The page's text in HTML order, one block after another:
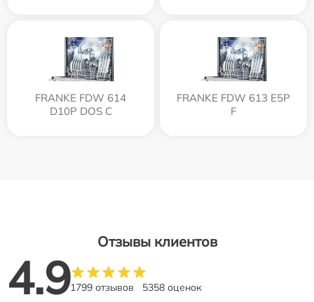
FRANKE FDW 614
D10P DOS C
FRANKE FDW 613 E5P
F
Отзывы клиентов
4.91799 отзывов 5358 оценок